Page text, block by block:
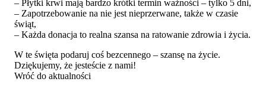
– Płytki krwi mają bardzo krótki termin ważności – tylko 5 dni,
– Zapotrzebowanie na nie jest nieprzerwane, także w czasie
świąt,
– Każda donacja to realna szansa na ratowanie zdrowia i życia.
W te święta podaruj coś bezcennego – szansę na życie.
Dziękujemy, że jesteście z nami!
Wróć do aktualności